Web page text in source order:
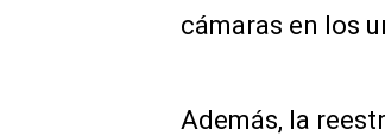
cámaras en los
Además, la